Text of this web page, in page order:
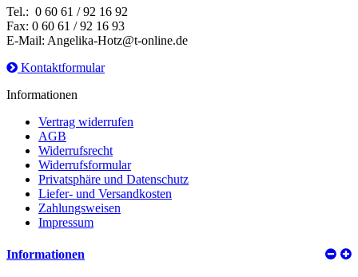
Tel.: 0 60 61 / 92 16 92
Fax: 0 60 61 / 92 16 93
E-Mail: Angelika-Hotz@t-online.de
Kontaktformular
Informationen
Vertrag widerrufen
AGB
Widerrufsrecht
Widerrufsformular
Privatsphäre und Datenschutz
Liefer- und Versandkosten
Zahlungsweisen
Impressum
Informationen